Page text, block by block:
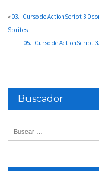
«03.- Curso de ActionScript 3.0
Sprites
05.- Curso de ActionScript
Buscador